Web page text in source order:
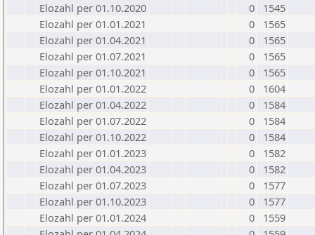
Elozahl per 01.10.2020
0
1545
Elozahl per 01.01.2021
0
1565
Elozahl per 01.04.2021
0
1565
Elozahl per 01.07.2021
0
1565
Elozahl per 01.10.2021
0
1565
Elozahl per 01.01.2022
0
1604
Elozahl per 01.04.2022
0
1584
Elozahl per 01.07.2022
0
1584
Elozahl per 01.10.2022
0
1584
Elozahl per 01.01.2023
0
1582
Elozahl per 01.04.2023
0
1582
Elozahl per 01.07.2023
0
1577
Elozahl per 01.10.2023
0
1577
Elozahl per 01.01.2024
0
1559